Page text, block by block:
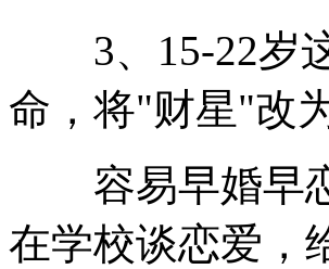
3、15-22岁这
命，将"财星"改
容易早婚早恋
在学校谈恋爱，